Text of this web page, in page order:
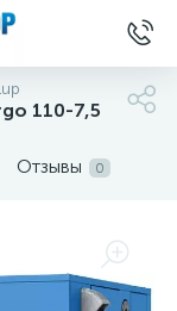
110-7,5
Отзывы 0